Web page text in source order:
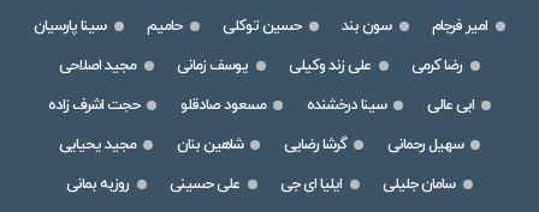
امیر فرجام
سون بند حسین توکلی حامیم
سینا پارسیان
رضا کرمی
علی زند وکیلی یوسف زمانی
مجید اصلاحی
ابی عالی
سینا درخشنده مسعود صادقلو
حجت اشرف زاده
سهیل رحمانی
گرشا رضایی شاهین بنان
مجید یحیایی
سامان جلیلی
ایلیا ای جی علی حسینی
روزبه بمانی